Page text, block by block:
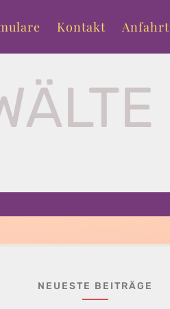
Kontakt Anfahrt
NEUESTE BEITRÄGE